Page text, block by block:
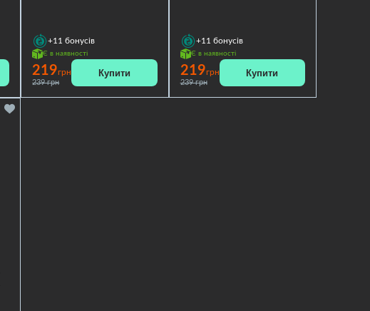
+11 бонусів
Є в наявності
219грн
239 грн
Купити
+11 бонусів
Є в наявності
219грн
239 грн
Купити